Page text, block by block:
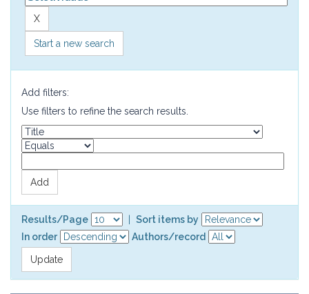
Start a new search
Add filters:
Use filters to refine the search results.
Results/Page
Sort items by
In order
Authors/record